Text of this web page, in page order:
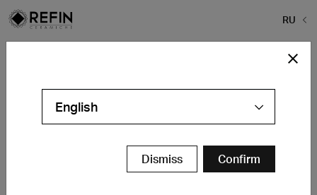
RU
Milano - ITEnglish
Dismiss Confirm